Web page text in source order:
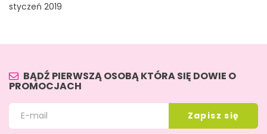
styczeń 2019
BĄDŹ PIERWSZĄ OSOBĄ KTÓRA SIĘ DOWIE O
PROMOCJACH